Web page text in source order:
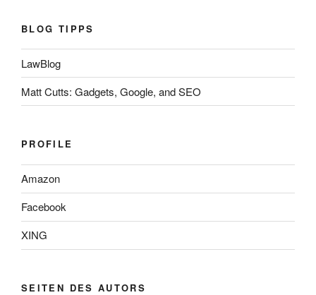
BLOG TIPPS
LawBlog
Matt Cutts: Gadgets, Google, and SEO
PROFILE
Amazon
Facebook
XING
SEITEN DES AUTORS